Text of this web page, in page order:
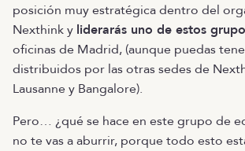
posición muy estratégica dentro del
Nexthink y liderarás uno de estos
oficinas de Madrid, (aunque puedas
distribuidos por las otras sedes de
Lausanne y Bangalore).
Pero… ¿qué se hace en este grupo de
no te vas a aburrir, porque todo esto